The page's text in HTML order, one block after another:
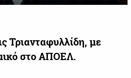
Τριανταφυλλίδη, με
στο ΑΠΟΕΛ.